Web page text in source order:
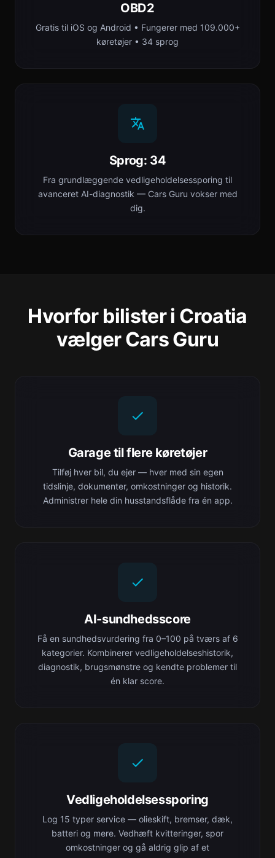
OBD2
Gratis til iOS og Android • Fungerer med 109.000+
køretøjer • 34 sprog
Sprog: 34
Fra grundlæggende vedligeholdelsessporing til
avanceret AI-diagnostik — Cars Guru vokser med
dig.
Hvorfor bilister i Croatia
vælger Cars Guru
Garage til flere køretøjer
Tilføj hver bil, du ejer — hver med sin egen
tidslinje, dokumenter, omkostninger og historik.
Administrer hele din husstandsflåde fra én app.
AI-sundhedsscore
Få en sundhedsvurdering fra 0–100 på tværs af 6
kategorier. Kombinerer vedligeholdelseshistorik,
diagnostik, brugsmønstre og kendte problemer til
én klar score.
Vedligeholdelsessporing
Log 15 typer service — olieskift, bremser, dæk,
batteri og mere. Vedhæft kvitteringer, spor
omkostninger og gå aldrig glip af et